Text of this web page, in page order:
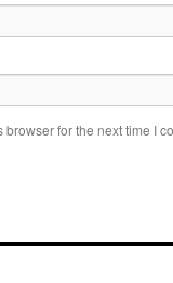
for the next time I